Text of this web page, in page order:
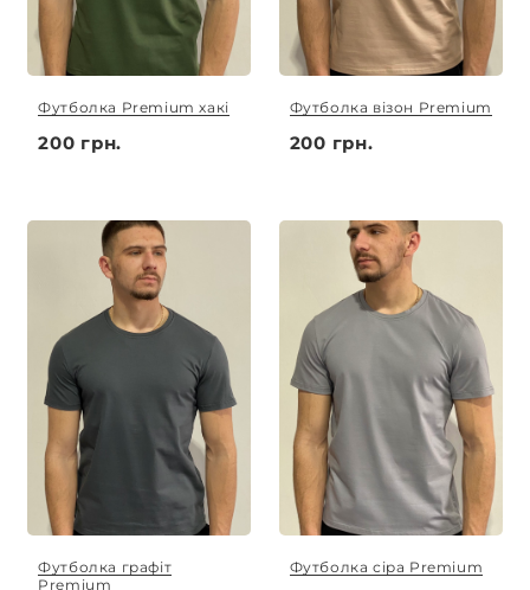
Футболка Premium хакі
200 грн.
Футболка візон Premium
200 грн.
Футболка графіт
Premium
Футболка сіра Premium